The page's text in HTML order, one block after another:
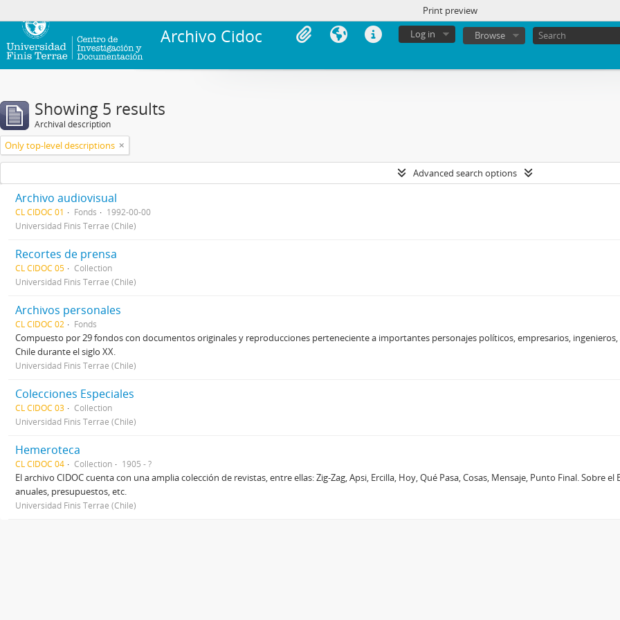
Archivo Cidoc Log in Browse
Print preview
Showing 5 results
Archival description
Only top-level descriptions
Advanced search options
Archivo audiovisual
CL CIDOC 01 Fonds
1992-00-00
Universidad Finis Terrae (Chile)
Recortes de prensa
CL CIDOC 05
Collection
Universidad Finis Terrae (Chile)
Archivos personales
CL CIDOC 02 Fonds
Compuesto por 29 fondos con documentos originales y reproducciones perteneciente a importantes personajes políticos, empresarios,
Chile durante el siglo XX.
Universidad Finis Terrae (Chile)
Colecciones Especiales
CL CIDOC 03
Collection
Universidad Finis Terrae (Chile)
Hemeroteca
CL CIDOC 04 Collection 1905 - ?
El archivo CIDOC cuenta con una amplia colección de revistas, entre ellas: Zig-Zag, Apsi, Ercilla, Hoy, Qué Pasa, Cosas, Mensaje, Punto Final. Sobre
anuales, presupuestos, etc.
Universidad Finis Terrae (Chile)